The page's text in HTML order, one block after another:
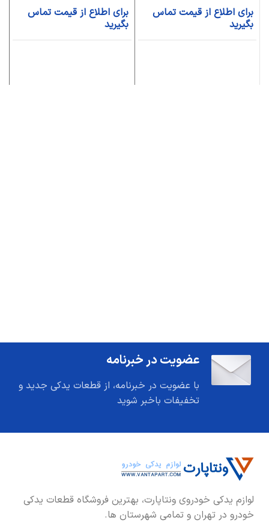
برای اطلاع از قیمت تماس
بگیرید
برای اطلاع از قیمت تماس
بگیرید
عضویت در خبرنامه
با عضویت در خبرنامه، از قطعات یدکی جدید و
تخفیفات باخبر شوید
لوازم یدکی خودروی ونتاپارت، بهترین فروشگاه قطعات یدکی
خودرو در تهران و تمامی شهرستان ها.